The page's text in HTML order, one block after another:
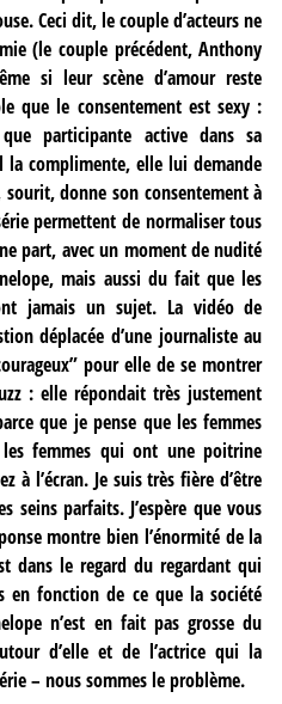
Ceci dit, le couple d’acteurs ne
(le couple précédent, Anthony
si leur scène d’amour reste
que le consentement est sexy :
participante active dans sa
complimente, elle lui demande
donne son consentement à
permettent de normaliser tous
part, avec un moment de nudité
mais aussi du fait que les
jamais un sujet. La vidéo de
déplacée d’une journaliste au
pour elle de se montrer
: elle répondait très justement
que je pense que les femmes
femmes qui ont une poitrine
à l’écran. Je suis très fière d’être
seins parfaits. J’espère que vous
montre bien l’énormité de la
dans le regard du regardant qui
en fonction de ce que la société
n’est en fait pas grosse du
d’elle et de l’actrice qui la
– nous sommes le problème.